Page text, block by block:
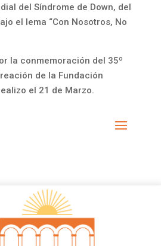
del Síndrome de Down, del
el lema “Con Nosotros, No
la conmemoración del 35º
de la Fundación
el 21 de Marzo.